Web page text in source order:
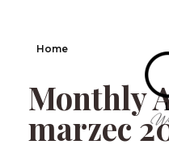
Home
Monthly
marzec